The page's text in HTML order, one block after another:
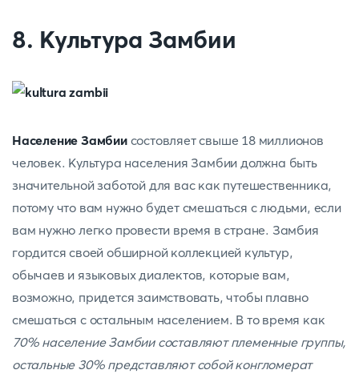
8. Культура Замбии
Население Замбиисостовляет свыше 18 миллионов
человек. Культура населения Замбии должна быть
значительной заботой для вас как путешественника,
потому что вам нужно будет смешаться с людьми, если
вам нужно легко провести время в стране. Замбия
гордится своей обширной коллекцией культур,
обычаев и языковых диалектов, которые вам,
возможно, придется заимствовать, чтобы плавно
смешаться с остальным населением. В то время как
70% население Замбии составляют племенные группы,
остальные 30% представляют собой конгломерат